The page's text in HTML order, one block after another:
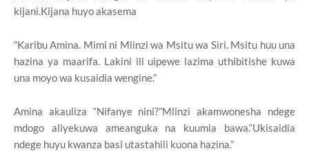
kijani.Kijana huyo akasema
“Karibu Amina. Mimi ni Mlinzi wa Msitu wa Siri. Msitu huu una
hazina ya maarifa. Lakini ili uipewe lazima uthibitishe kuwa
una moyo wa kusaidia wengine.”
Amina akauliza “Nifanye nini?”Mlinzi akamwonesha ndege
mdogo aliyekuwa ameanguka na kuumia bawa.“Ukisaidia
ndege huyu kwanza basi utastahili kuona hazina.”